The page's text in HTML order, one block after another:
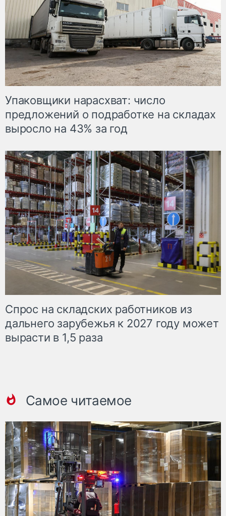
Упаковщики нарасхват: число
предложений о подработке на складах
выросло на 43% за год
Спрос на складских работников из
дальнего зарубежья к 2027 году может
вырасти в 1,5 раза
Самое читаемое